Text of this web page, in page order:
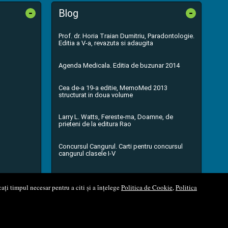
timpul necesar pentru a citi și a înțelegePolitica de Cookie,Politica
- Blog -
Prof. dr. Horia Traian Dumitriu, Paradontologie.
Editia a V-a, revazuta si adaugita
Agenda Medicala. Editia de buzunar 2014
Cea de-a 19-a editie, MemoMed 2013
structurat in doua volume
Larry L. Watts, Fereste-ma, Doamne, de
prieteni de la editura Rao
Concursul Cangurul. Carti pentru concursul
cangurul clasele I-V